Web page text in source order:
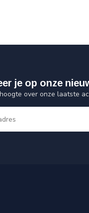
je op onze
over onze laatste